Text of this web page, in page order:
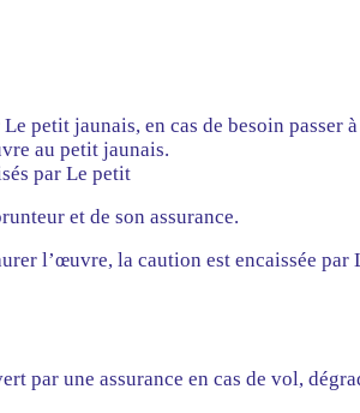
petit jaunais, en cas de besoin passer
au petit jaunais.
par Le petit
et de son assurance.
l’œuvre, la caution est encaissée par
par une assurance en cas de vol,